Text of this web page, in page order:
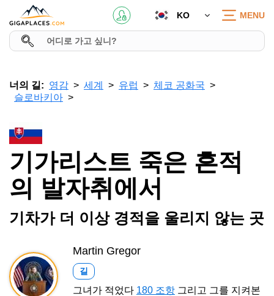
KO MENU
너의 길: 영감 세계 유럽
체코 공화국
슬로바키아
기가리스트 죽은 흔적
의 발자취에서
기차가 더 이상 경적을 울리지 않는 곳
Martin Gregor
길
그녀가 적었다 180 조항 그리고 그를 지켜본